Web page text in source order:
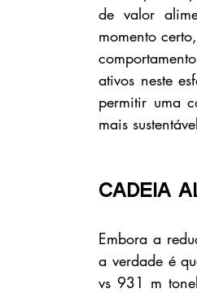
de valor
momento
ativos neste
permitir uma
mais
Cadeia
Embora a
a verdade é
vs 931 m